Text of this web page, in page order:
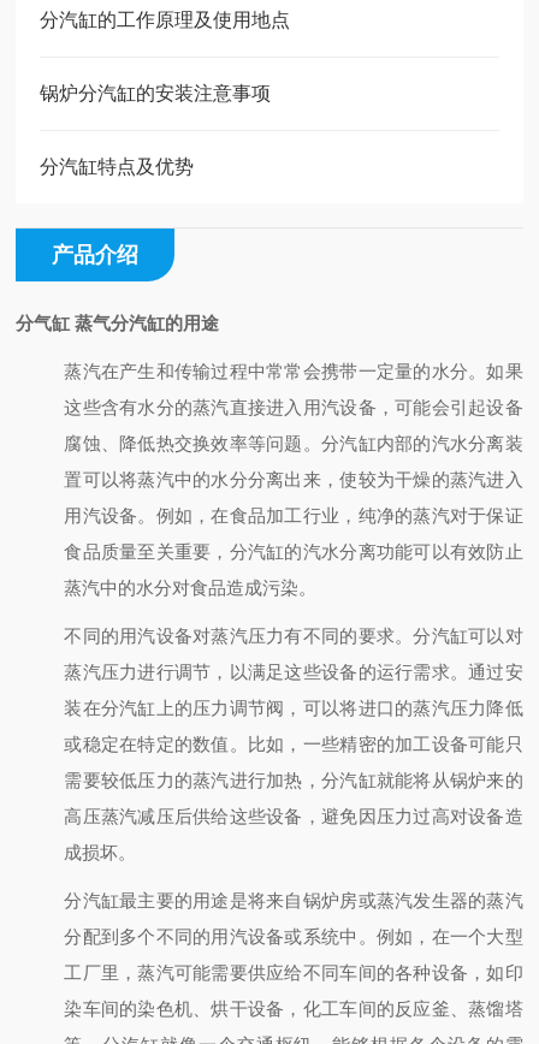
分汽缸的工作原理及使用地点
锅炉分汽缸的安装注意事项
分汽缸特点及优势
产品介绍
分气缸 蒸气分汽缸的用途
蒸汽在产生和传输过程中常常会携带一定量的水分。如果
这些含有水分的蒸汽直接进入用汽设备，可能会引起设备
腐蚀、降低热交换效率等问题。分汽缸内部的汽水分离装
置可以将蒸汽中的水分分离出来，使较为干燥的蒸汽进入
用汽设备。例如，在食品加工行业，纯净的蒸汽对于保证
食品质量至关重要，分汽缸的汽水分离功能可以有效防止
蒸汽中的水分对食品造成污染。
不同的用汽设备对蒸汽压力有不同的要求。分汽缸可以对
蒸汽压力进行调节，以满足这些设备的运行需求。通过安
装在分汽缸上的压力调节阀，可以将进口的蒸汽压力降低
或稳定在特定的数值。比如，一些精密的加工设备可能只
需要较低压力的蒸汽进行加热，分汽缸就能将从锅炉来的
高压蒸汽减压后供给这些设备，避免因压力过高对设备造
成损坏。
分汽缸最主要的用途是将来自锅炉房或蒸汽发生器的蒸汽
分配到多个不同的用汽设备或系统中。例如，在一个大型
工厂里，蒸汽可能需要供应给不同车间的各种设备，如印
染车间的染色机、烘干设备，化工车间的反应釜、蒸馏塔